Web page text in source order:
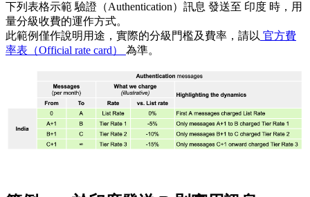
下列表格示範 驗證（Authentication）訊息 發送至 印度 時，用
量分級收費的運作方式。
此範例僅作說明用途，實際的分級門檻及費率，請以 官方費
率表（Official rate card） 為準。